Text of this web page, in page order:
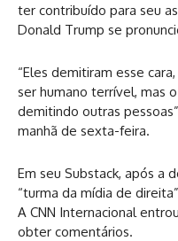
ter contribuído para seu
Donald Trump se
“Eles demitiram esse
ser humano terrível, mas
demitindo outras
manhã de sexta-feira.
Em seu Substack, após a
“turma da mídia de
A CNN Internacional
obter comentários.